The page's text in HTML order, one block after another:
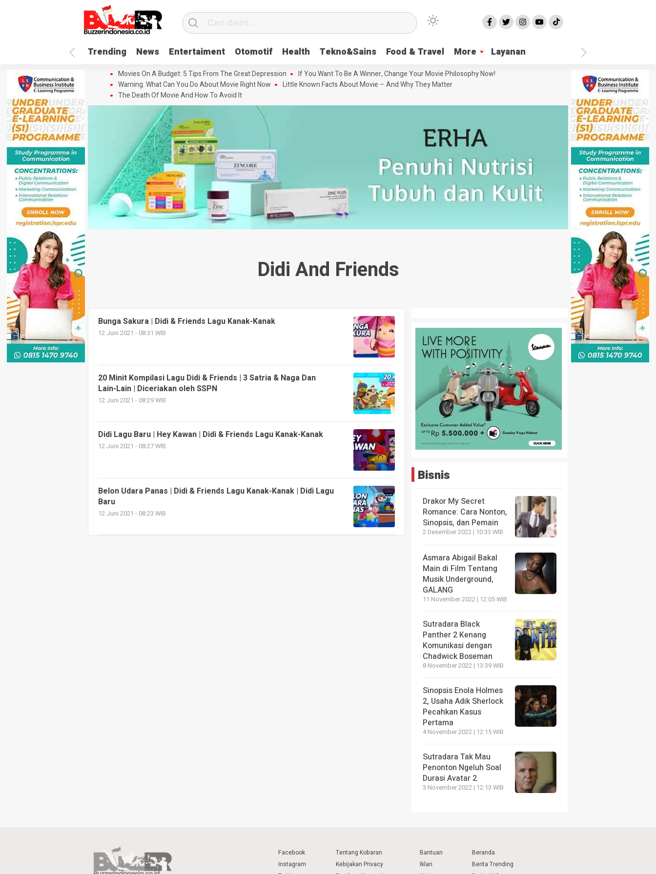
Trending News Entertaiment Otomotif Health Tekno&Sains Food & Travel More Layanan
Movies On A Budget: 5 Tips From The Great Depression
If You Want To Be A Winner, Change Your Movie Philosophy Now!
Warning: What Can You Do About Movie Right Now
Little Known Facts About Movie – And Why They Matter
The Death Of Movie And How To Avoid It
Didi And Friends
Bunga Sakura | Didi & Friends Lagu Kanak-Kanak
12 Juni 2021 - 08:31 WIB
20 Minit Kompilasi Lagu Didi & Friends | 3 Satria & Naga Dan
Lain-Lain | Diceriakan oleh SSPN
12 Juni 2021 - 08:29 WIB
Didi Lagu Baru | Hey Kawan | Didi & Friends Lagu Kanak-Kanak
12 Juni 2021 - 08:27 WIB
Belon Udara Panas | Didi & Friends Lagu Kanak-Kanak | Didi Lagu
Baru
12 Juni 2021 - 08:23 WIB
Bisnis
Drakor My Secret
Romance: Cara Nonton,
Sinopsis, dan Pemain
2 Desember 2022 | 10:33 WIB
Asmara Abigail Bakal
Main di Film Tentang
Musik Underground,
GALANG
11 November 2022 | 12:05 WIB
Sutradara Black
Panther 2 Kenang
Komunikasi dengan
Chadwick Boseman
8 November 2022 | 13:39 WIB
Sinopsis Enola Holmes
2, Usaha Adik Sherlock
Pecahkan Kasus
Pertama
4 November 2022 | 12:15 WIB
Sutradara Tak Mau
Penonton Ngeluh Soal
Durasi Avatar 2
3 November 2022 | 12:13 WIB
Facebook
Instagram
Tentang Kobaran
Kebijakan Privacy
Bantuan
Iklan
Beranda
Berita Trending